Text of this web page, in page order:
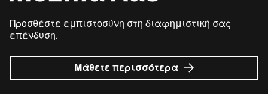
Προσθέστε εμπιστοσύνη στη διαφημιστική σας
επένδυση.
Μάθετε περισσότερα σχετικά
με